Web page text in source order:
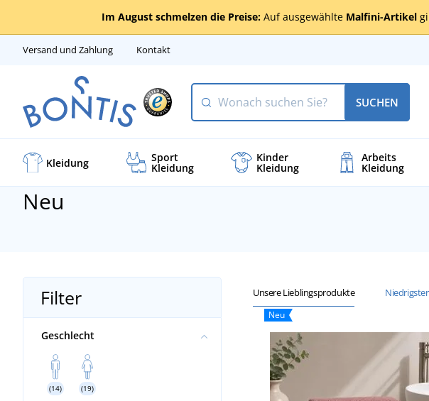
Im August schmelzen die Preise: Auf ausgewählte Malfini-Artikel
Versand und Zahlung Kontakt
SUCHEN
Kleidung Sport
Kleidung
Kinder
Kleidung
Arbeits
Kleidung
Neu
Filter
Geschlecht
(14) (19)
Unsere Lieblingsprodukte
Neu